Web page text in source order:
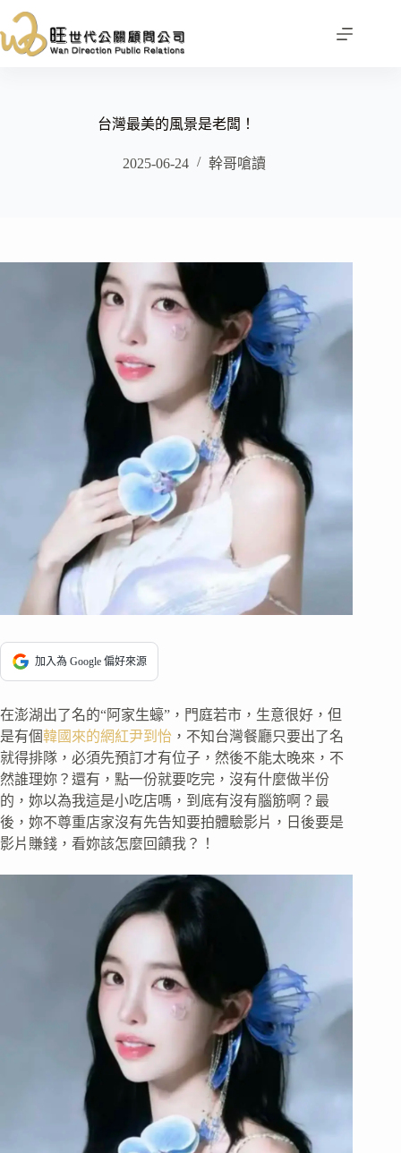
至
主
台灣最美的風景是老闆！
2025-06-24 幹哥嗆讀
加入為 Google 偏好來源
在澎湖出了名的“阿家生蠔”，門庭若市，生意很好，但
是有個韓國來的網紅尹到怡 ，不知台灣餐廳只要出了名
就得排隊，必須先預訂才有位子，然後不能太晚來，不
然誰理妳？還有，點一份就要吃完，沒有什麼做半份
的，妳以為我這是小吃店嗎，到底有沒有腦筋啊？最
後，妳不尊重店家沒有先告知要拍體驗影片，日後要是
影片賺錢，看妳該怎麼回饋我？！